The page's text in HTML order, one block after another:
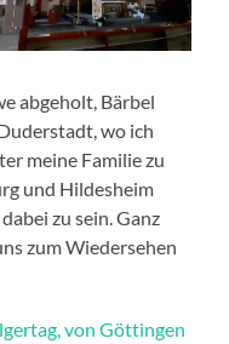
abgeholt, Bärbel
wo ich
meine Familie zu
und Hildesheim
zu sein. Ganz
zum Wiedersehen
von Göttingen